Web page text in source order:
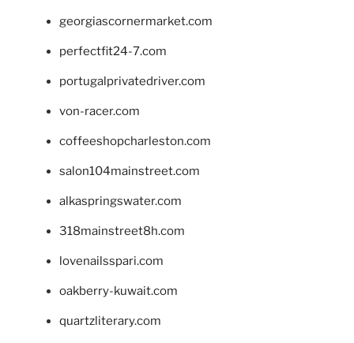
georgiascornermarket.com
perfectfit24-7.com
portugalprivatedriver.com
von-racer.com
coffeeshopcharleston.com
salon104mainstreet.com
alkaspringswater.com
318mainstreet8h.com
lovenailsspari.com
oakberry-kuwait.com
quartzliterary.com